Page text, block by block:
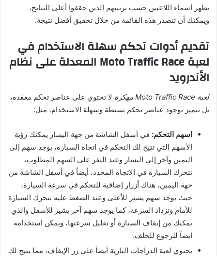
تظهر أسماء اللاعبين حسب ترتيبهم الذين حققوا أعلى النتائج،
ويمكنك أن تتصدر هذه القائمة من خلال تحقيق أفضل نتيجة.
تقديم أدوات تحكم سهلة الاستخدام في
لعبة Moto Traffic Race المعدلة على نظام
الأندرويد
لعبة Moto Traffic Race مهكرة
لا تحتوي على عناصر تحكم معقدة،
بل تتميز بوجود عناصر تحكم بسيطة وسهلة الاستخدام، مثل:
اسهم التحكم: في أسفل الشاشة من جهة اليسار يمكنك رؤية
الأسهم التي تتيح لك التحكم في اتجاه السيارة، يوجد سهم إلى
اليمين وآخر إلى اليسار وعند النقر على السهم المطلوب،
تتحرك السيارة في الاتجاه المحدد، أيضاً في أسفل الشاشة من
جهة اليمين، هناك أزرار إضافية للتحكم في سرعة السيارة،
حيث يوجد سهم يشير للأعلى وعند الضغط عليه تتحرك السيارة
للأمام وتزداد السرعة، كما يوجد سهم آخر يشير للأسفل والذي
يمكنك من إيقاف السيارة أو تقليل سرعتها، ويمكن استخدامه
أيضاً للرجوع للخلف.
تحتوي لعبة الدراجات النارية أيضاً على زر الإيقاف، مما يتيح لك